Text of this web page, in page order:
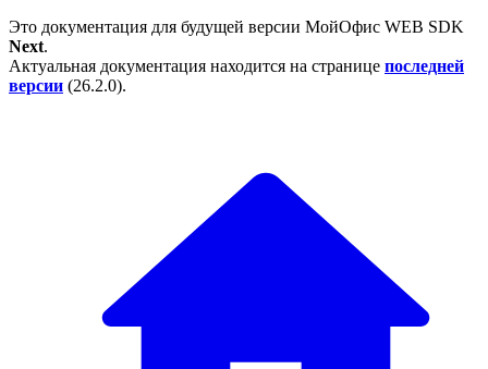
Это документация для будущей версии МойОфис WEB SDK
Next.
Актуальная документация находится на странице последней
версии (26.2.0).